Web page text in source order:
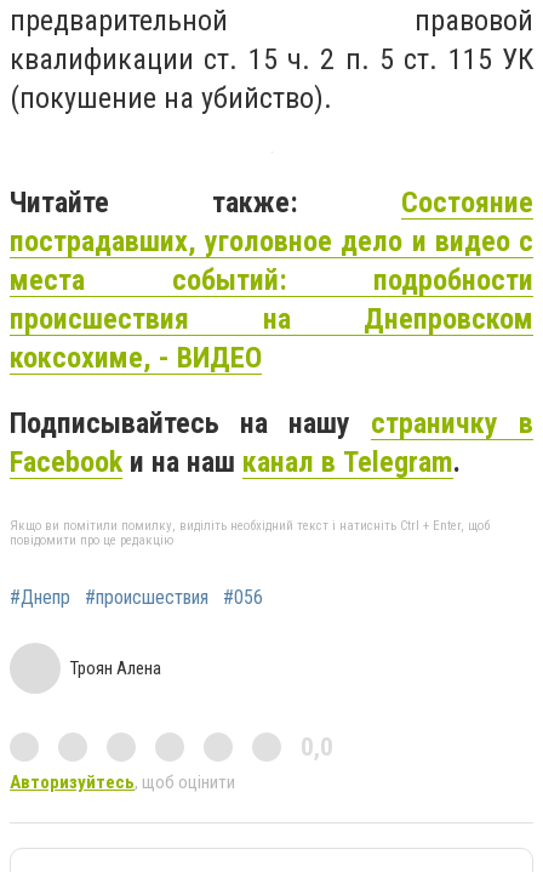
предварительной правовой
квалификации ст. 15 ч. 2 п. 5 ст. 115 УК
(покушение на убийство).
Читайте также: Состояние
пострадавших, уголовное дело и видео с
места событий: подробности
происшествия на Днепровском
коксохиме, - ВИДЕО
Подписывайтесь на нашу страничку в
Facebook и на наш канал в Telegram.
Якщо ви помітили помилку, виділіть необхідний текст і натисніть Ctrl + Enter, щоб
повідомити про це редакцію
#Днепр #происшествия #056
Троян Алена
0,0
Авторизуйтесь, щоб оцінити